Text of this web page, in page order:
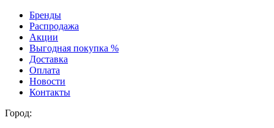
Бренды
Распродажа
Акции
Выгодная покупка %
Доставка
Оплата
Новости
Контакты
Город: